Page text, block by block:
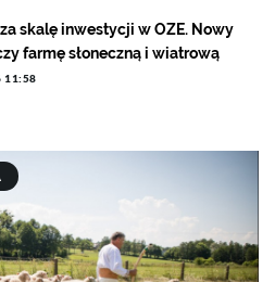
skalę inwestycji w OZE. Nowy
farmę słoneczną i wiatrową
11:58